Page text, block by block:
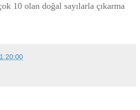
10 olan doğal sayılarla çıkarma